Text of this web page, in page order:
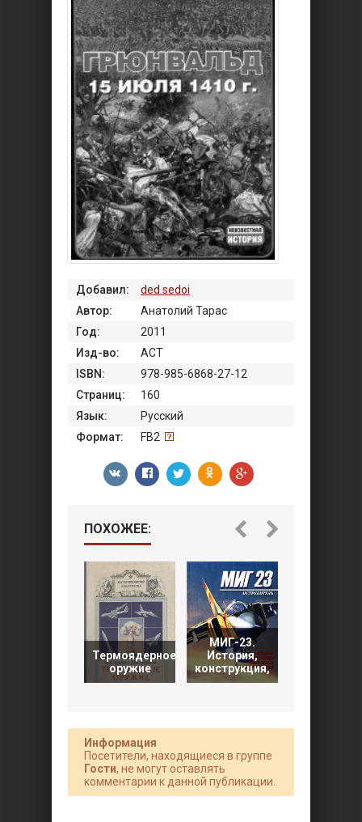
Добавил:
ded sedoi
Автор:
Анатолий Тарас
Год:
2011
Изд-во:
АСТ
ISBN:
978-985-6868-27-12
Страниц:
160
Язык:
Русский
Формат:
FB2
ПОХОЖЕЕ:
Термоядерное
оружие
МИГ-23.
История,
конструкция,
Информация
Посетители, находящиеся в группе
Гости, не могут оставлять
комментарии к данной публикации.